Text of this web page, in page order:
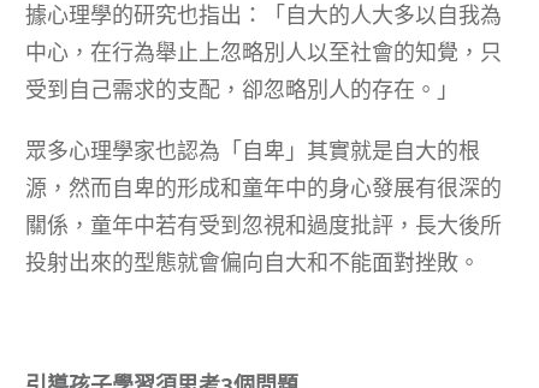
據心理學的研究也指出：「自大的人大多以自我為
中心，在行為舉止上忽略別人以至社會的知覺，只
受到自己需求的支配，卻忽略別人的存在。」
眾多心理學家也認為「自卑」其實就是自大的根
源，然而自卑的形成和童年中的身心發展有很深的
關係，童年中若有受到忽視和過度批評，長大後所
投射出來的型態就會偏向自大和不能面對挫敗。